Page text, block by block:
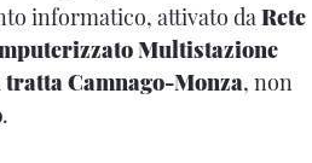
informatico, attivato da Rete
Multistazione
tratta Camnago-Monza, non
.